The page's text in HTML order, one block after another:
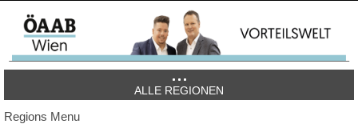
ALLE REGIONEN
Regions Menu